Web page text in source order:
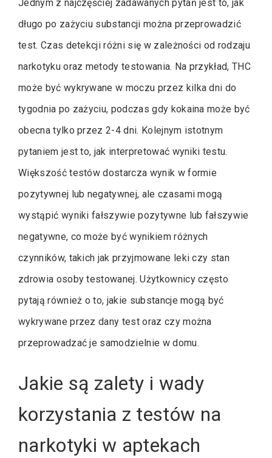
Jednym z najczęściej zadawanych pytań jest to, jak
długo po zażyciu substancji można przeprowadzić
test. Czas detekcji różni się w zależności od rodzaju
narkotyku oraz metody testowania. Na przykład, THC
może być wykrywane w moczu przez kilka dni do
tygodnia po zażyciu, podczas gdy kokaina może być
obecna tylko przez 2-4 dni. Kolejnym istotnym
pytaniem jest to, jak interpretować wyniki testu.
Większość testów dostarcza wynik w formie
pozytywnej lub negatywnej, ale czasami mogą
wystąpić wyniki fałszywie pozytywne lub fałszywie
negatywne, co może być wynikiem różnych
czynników, takich jak przyjmowane leki czy stan
zdrowia osoby testowanej. Użytkownicy często
pytają również o to, jakie substancje mogą być
wykrywane przez dany test oraz czy można
przeprowadzać je samodzielnie w domu.
Jakie są zalety i wady
korzystania z testów na
narkotyki w aptekach